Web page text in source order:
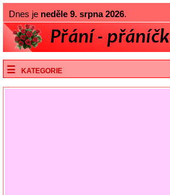
Dnes je neděle 9. srpna 2026.
KATEGORIE